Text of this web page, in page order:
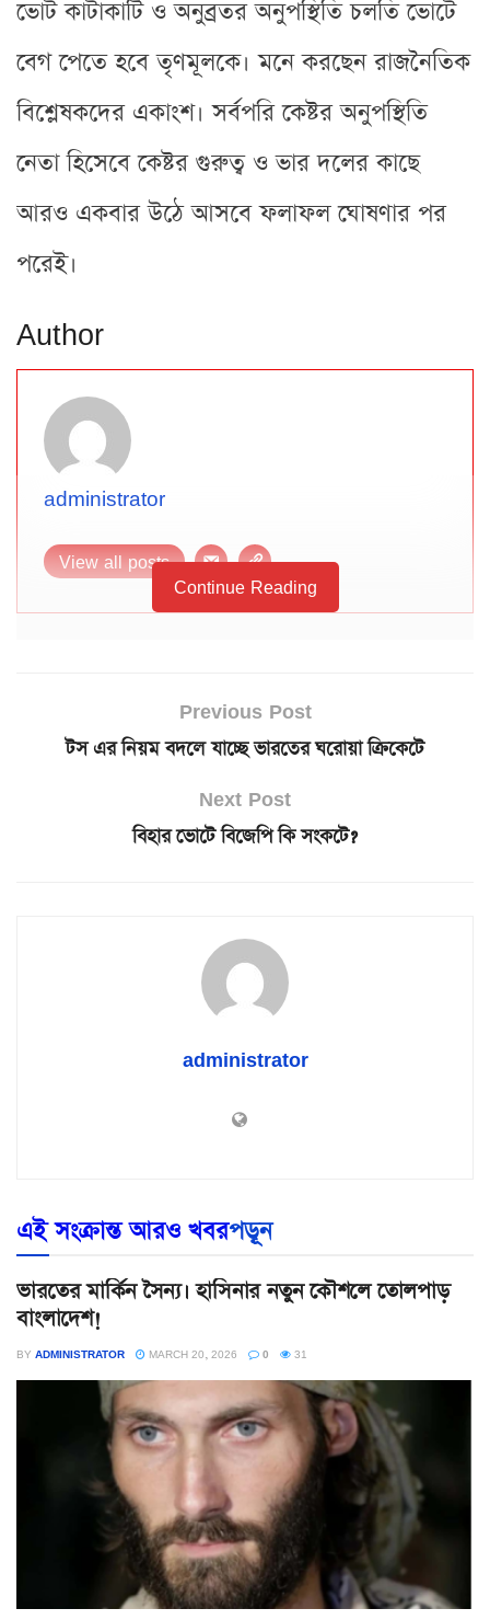
ভোট কাটাকাটি ও অনুব্রতর অনুপস্থিতি চলতি ভোটে
বেগ পেতে হবে তৃণমূলকে। মনে করছেন রাজনৈতিক
বিশ্লেষকদের একাংশ। সর্বপরি কেষ্টর অনুপস্থিতি
নেতা হিসেবে কেষ্টর গুরুত্ব ও ভার দলের কাছে
আরও একবার উঠে আসবে ফলাফল ঘোষণার পর
পরেই।
Author
administrator
View all posts
Continue Reading
Previous Post
টস এর নিয়ম বদলে যাচ্ছে ভারতের ঘরোয়া ক্রিকেটে
Next Post
বিহার ভোটে বিজেপি কি সংকটে?
administrator
এই সংক্রান্ত আরও খবরপড়ূন
ভারতের মার্কিন সৈন্য। হাসিনার নতুন কৌশলে তোলপাড়
বাংলাদেশ!
BY ADMINISTRATOR MARCH 20, 2026 0 31